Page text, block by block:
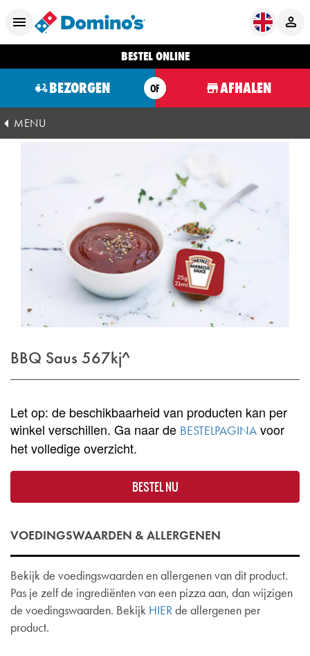
BESTEL ONLINE
BEZORGEN OF AFHALEN
MENU
BBQ Saus 567kj^
Let op: de beschikbaarheid van producten kan per
winkel verschillen. Ga naar de BESTELPAGINA voor
het volledige overzicht.
BESTEL NU
VOEDINGSWAARDEN & ALLERGENEN
Bekijk de voedingswaarden en allergenen van dit product.
Pas je zelf de ingrediënten van een pizza aan, dan wijzigen
de voedingswaarden. Bekijk HIERde allergenen per
product.